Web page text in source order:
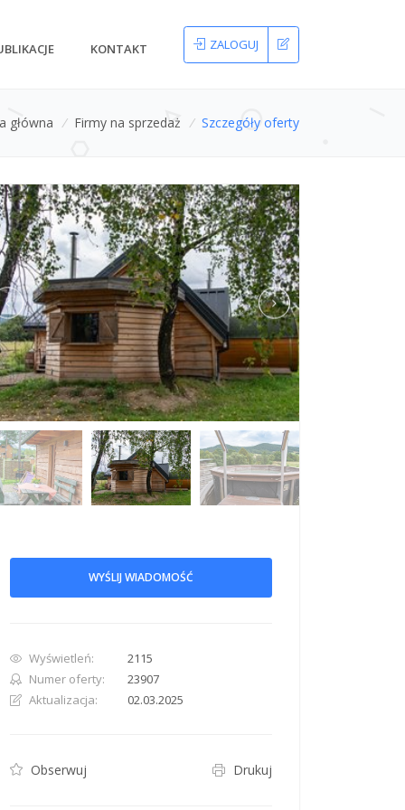
KONTAKT ZALOGUJ
główna / Firmy na sprzedaż / Szczegóły oferty
down 100 pixels: down arrow. Rotate 15 degrees clockwise: shift +
WYŚLIJ WIADOMOŚĆ
Wyświetleń:
2115
Numer oferty:
23907
Aktualizacja:
02.03.2025
Obserwuj Drukuj